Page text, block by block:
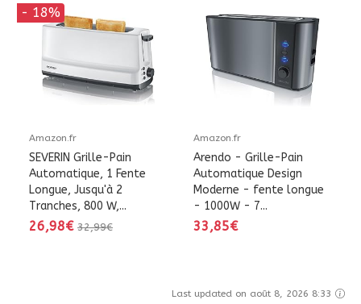
- 18%
Amazon.fr
SEVERIN Grille-Pain
Automatique, 1 Fente
Longue, Jusqu'à 2
Tranches, 800 W,...
26,98€ 32,99€
Amazon.fr
Arendo - Grille-Pain
Automatique Design
Moderne - fente longue
- 1000W - 7...
33,85€
Last updated on août 8, 2026 8:33